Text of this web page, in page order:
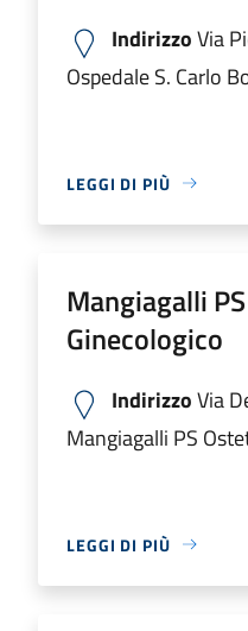
IndirizzoVia
Ospedale S. Carlo
LEGGI DI PIÙ
Mangiagalli
Ginecologico
IndirizzoVia
Mangiagalli PS
LEGGI DI PIÙ